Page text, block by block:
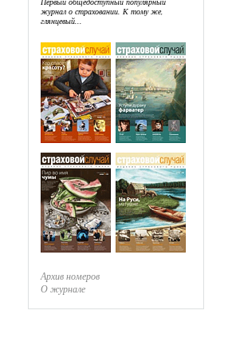
журнал о страховании. К тому же,
глянцевый...
Архив номеров
О журнале